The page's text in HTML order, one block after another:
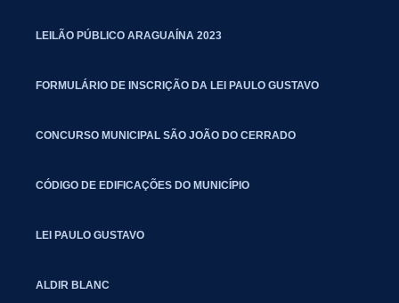
LEILÃO PÚBLICO ARAGUAÍNA 2023
FORMULÁRIO DE INSCRIÇÃO DA LEI PAULO GUSTAVO
CONCURSO MUNICIPAL SÃO JOÃO DO CERRADO
CÓDIGO DE EDIFICAÇÕES DO MUNICÍPIO
LEI PAULO GUSTAVO
ALDIR BLANC